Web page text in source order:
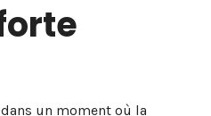
un moment où la